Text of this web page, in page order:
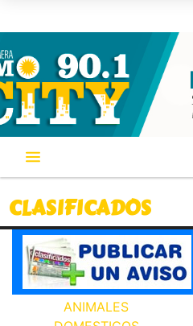
CLASIFICADOS
ANIMALES